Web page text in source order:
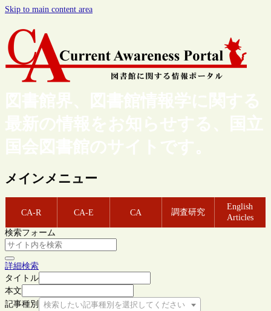
Skip to main content area
図書館界、図書館情報学に関する
最新の情報をお知らせする、国立
国会図書館のサイトです。
メインメニュー
CA-R CA-E CA 調査研究
English
Articles
検索フォーム
詳細検索
タイトル
本文
記事種別
検索したい記事種別を選択してください